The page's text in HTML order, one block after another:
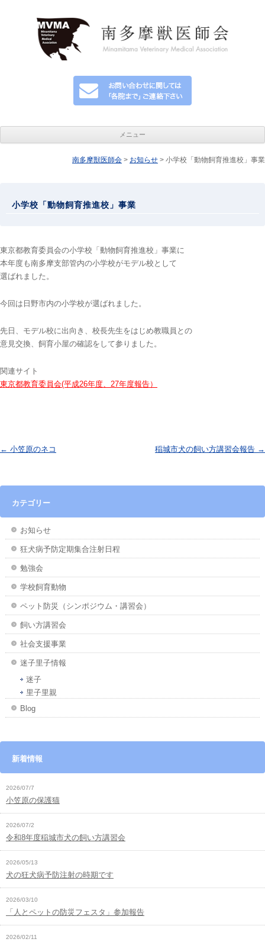
メニュー
コンテンツへ移動
南多摩獣医師会 > お知らせ > 小学校「動物飼育推進校」事業
小学校「動物飼育推進校」事業
東京都教育委員会の小学校「動物飼育推進校」事業に
本年度も南多摩支部管内の小学校がモデル校として
選ばれました。
今回は日野市内の小学校が選ばれました。
先日、モデル校に出向き、校長先生をはじめ教職員との
意見交換、飼育小屋の確認をして参りました。
関連サイト
東京都教育委員会(平成26年度、27年度報告）
投稿ナビゲーション
← 小笠原のネコ 稲城市犬の飼い方講習会報告 →
カテゴリー
お知らせ
狂犬病予防定期集合注射日程
勉強会
学校飼育動物
ペット防災（シンポジウム・講習会）
飼い方講習会
社会支援事業
迷子里子情報
迷子
里子里親
Blog
新着情報
2026/07/7
小笠原の保護猫
2026/07/2
令和8年度稲城市犬の飼い方講習会
2026/05/13
犬の狂犬病予防注射の時期です
2026/03/10
「人とペットの防災フェスタ」参加報告
2026/02/11